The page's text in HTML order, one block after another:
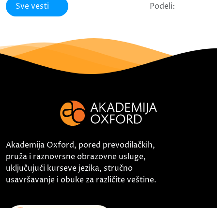
Sve vesti Podeli:
Akademija Oxford, pored prevodilačkih,
pruža i raznovrsne obrazovne usluge,
uključujući kurseve jezika, stručno
usavršavanje i obuke za različite veštine.